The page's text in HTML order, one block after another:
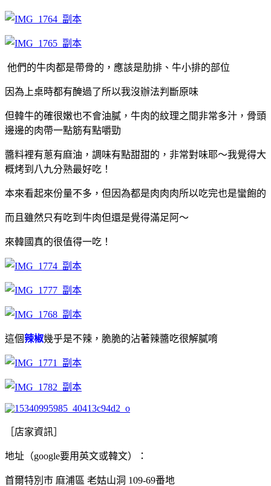
他們的牛肉都是帶骨的，應該是肋排、牛小排的部位
因為上桌時都有醃過了所以我沒辦法判斷原味
但韓牛的確很嫩也不會油膩，牛肉的紋理之間非常多汁，骨頭
邊邊的肉帶一點筋有點嚼勁
醬料裡有蔥有麻油，調味有點甜甜的，非常對味耶～我覺得大
概烤到八九分熟最好吃！
本來看起來份量不多，但因為都是肉肉肉所以吃完也是蠻飽的
而且雖然只有吃到牛肉但還是覺得滿足阿～
來韓國真的很值得一吃！
這個辣椒幾乎是不辣，脆脆的沾著辣醬吃很解膩唷
［店家資訊］
地址（google要用英文或韓文）：
首爾特別市 麻浦區 老姑山洞 109-69番地